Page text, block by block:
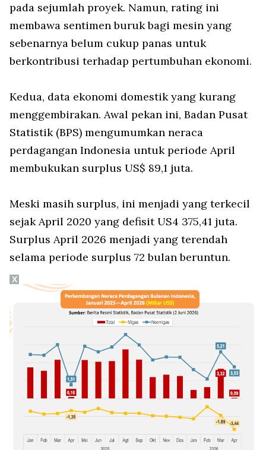
pada sejumlah proyek. Namun, rating ini
membawa sentimen buruk bagi mesin yang
sebenarnya belum cukup panas untuk
berkontribusi terhadap pertumbuhan ekonomi.
Kedua, data ekonomi domestik yang kurang
menggembirakan. Awal pekan ini, Badan Pusat
Statistik (BPS) mengumumkan neraca
perdagangan Indonesia untuk periode April
membukukan surplus US$ 89,1 juta.
Meski masih surplus, ini menjadi yang terkecil
sejak April 2020 yang defisit US4 375,41 juta.
Surplus April 2026 menjadi yang terendah
selama periode surplus 72 bulan beruntun.
X